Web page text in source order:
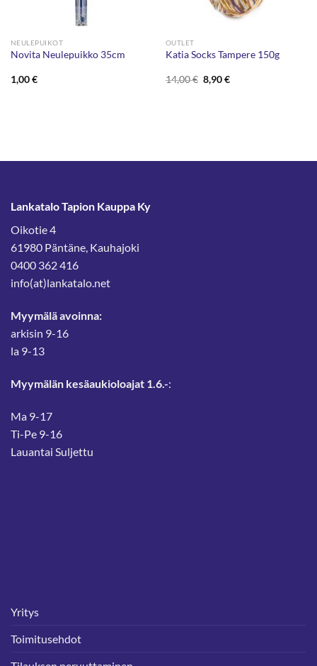
NEULEPUIKOT
Novita Neulepuikko 35cm
1,00€
OUTLET
Katia Socks Tampere 150g
14,00€ Alkuperäinen
hinta
8,90€Nykyinen
Lankatalo Tapion Kauppa Ky
Oikotie 4
61980 Päntäne, Kauhajoki
0400 362 416
info(at)lankatalo.net
Myymälä avoinna:
arkisin 9-16
la 9-13
Myymälän kesäaukioloajat 1.6.-:
Ma 9-17
Ti-Pe 9-16
Lauantai Suljettu
Yritys
Toimitusehdot